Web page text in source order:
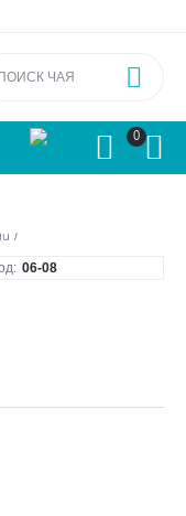
0 


/
06-08